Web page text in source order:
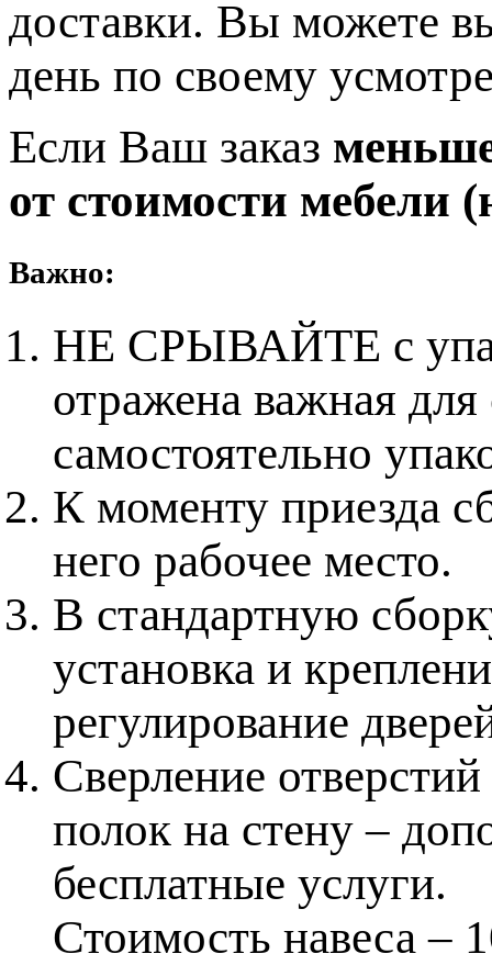
доставки. Вы можете
день по своему
Если Ваш заказ
от стоимости мебели
Важно:
НЕ СРЫВАЙТЕ с
отражена важная
самостоятельно
К моменту приезда
него рабочее место.
В стандартную
установка и
регулирование
Сверление
полок на стену –
бесплатные услуги.
Стоимость навеса –